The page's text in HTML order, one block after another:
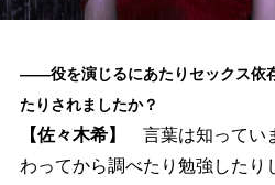
――役を演じるにあたりセックス依
たりされましたか？
【佐々木希】
言葉は知ってい
わってから調べたり勉強したり